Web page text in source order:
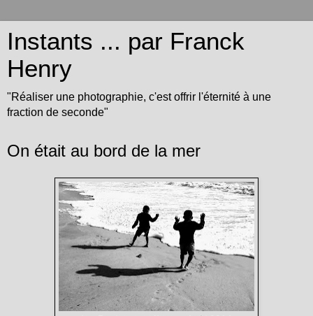
Instants ... par Franck
Henry
"Réaliser une photographie, c'est offrir l'éternité à une
fraction de seconde"
On était au bord de la mer